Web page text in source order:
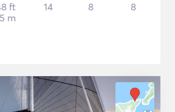
ft
m
14 8 8